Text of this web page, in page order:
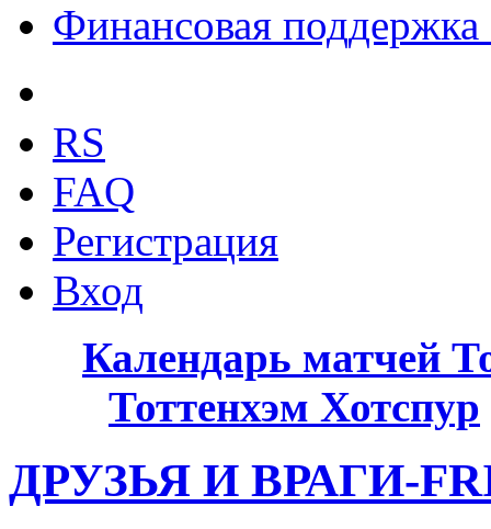
Финансовая поддержка
RS
FAQ
Регистрация
Вход
Календарь матчей
Тоттенхэм Хотспур
ДРУЗЬЯ И ВРАГИ-